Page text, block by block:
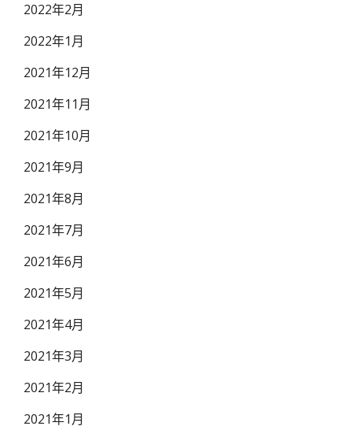
2022年2月
2022年1月
2021年12月
2021年11月
2021年10月
2021年9月
2021年8月
2021年7月
2021年6月
2021年5月
2021年4月
2021年3月
2021年2月
2021年1月